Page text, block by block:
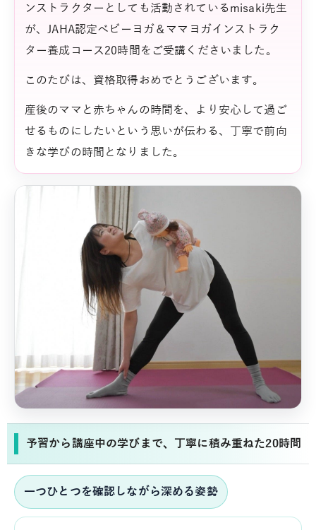
ンストラクターとしても活動されているmisaki先生
が、JAHA認定ベビーヨガ＆ママヨガインストラク
ター養成コース20時間をご受講くださいました。
このたびは、資格取得おめでとうございます。
産後のママと赤ちゃんの時間を、より安心して過ご
せるものにしたいという思いが伝わる、丁寧で前向
きな学びの時間となりました。
予習から講座中の学びまで、丁寧に積み重ねた20時間
一つひとつを確認しながら深める姿勢